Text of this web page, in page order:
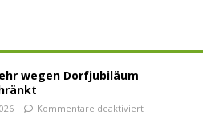
wegen Dorfjubiläum
Kommentare deaktiviert